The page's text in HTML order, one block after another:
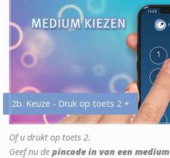
2b. Keuze - Druk op toets 2 +
Of u drukt op toets 2.
Geef nu de pincode in van een medium